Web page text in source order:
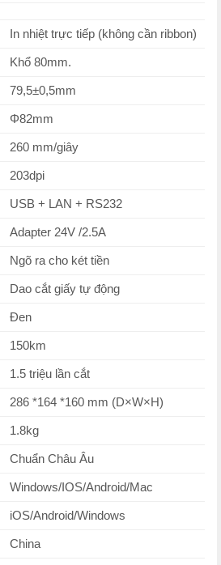
In nhiệt trực tiếp (không cần ribbon)
Khổ 80mm.
79,5±0,5mm
Φ82mm
260 mm/giây
203dpi
USB + LAN + RS232
Adapter 24V /2.5A
Ngõ ra cho két tiền
Dao cắt giấy tự động
Đen
150km
1.5 triệu lần cắt
286 *164 *160 mm (D×W×H)
1.8kg
Chuẩn Châu Âu
Windows/IOS/Android/Mac
iOS/Android/Windows
China